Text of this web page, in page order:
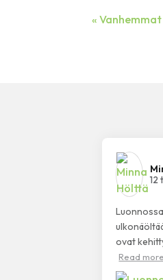
«
12
ovat
Read more